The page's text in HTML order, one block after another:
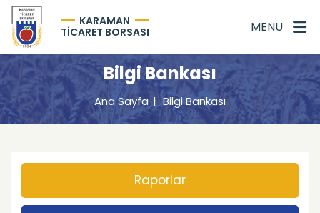
KARAMAN
TİCARET BORSASI
MENU
Bilgi Bankası
Ana Sayfa Bilgi Bankası
Raporlar